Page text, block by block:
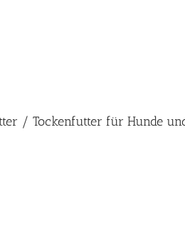
/ Tockenfutter für Hunde